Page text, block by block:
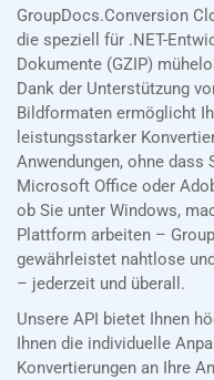
GroupDocs.Conversion
die speziell für .NET-
Dokumente (GZIP)
Dank der Unterstützung
Bildformaten ermöglicht
leistungsstarker
Anwendungen, ohne
Microsoft Office oder
ob Sie unter Windows,
Plattform arbeiten –
gewährleistet nahtlose
– jederzeit und überall.
Unsere API bietet Ihnen
Ihnen die individuelle
Konvertierungen an Ihre